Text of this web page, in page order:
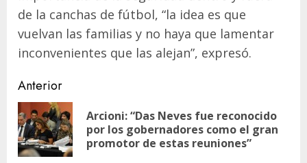
de la canchas de fútbol, “la idea es que
vuelvan las familias y no haya que lamentar
inconvenientes que las alejan”, expresó.
Navegación
de
entradas
Anterior
Arcioni: “Das Neves fue reconocido
por los gobernadores como el gran
promotor de estas reuniones”